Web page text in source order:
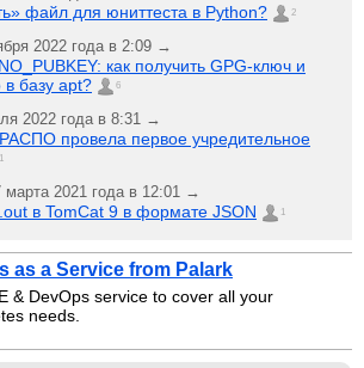
файл для юниттеста в Python? 2
2022 года в 2:09 →
как получить GPG-ключ и
в базу apt?
6
2022 года в 8:31 →
провела первое учредительное
1
марта 2021 года в 12:01 →
в TomCat 9 в формате JSON 1
as a Service from Palark
& DevOps service to cover all your
needs.